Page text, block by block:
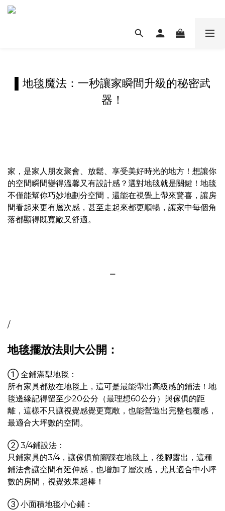
▌地毯魔法 ：一秒讓家瞬間升級的秘密武
器！
家，是家人朋友聚會、放鬆、享受美好時光的地方！想讓你
的空間瞬間變得溫馨又有設計感？選對地毯就是關鍵！地毯
不僅能幫你巧妙地劃分空間，還能在視覺上帶來驚喜，讓房
間看起來更有層次感，甚至走起來都更順暢，讓家中每個角
落都顯得既寬敞又舒適。
/
地毯擺放法則大公開：
① 全鋪滿型地毯：
所有家具都放在地毯上，這可是最能帶出高級感的鋪法！地
毯邊緣記得留至少20公分（最理想60公分）與傢俱的距
離，這樣不只讓視覺感覺更寬敞，也能營造出完整包覆感，
最適合大坪數的空間。
② 3/4鋪設法：
只鋪家具的3/4，讓傢俱前腳踩在地毯上，後腳露出，這種
鋪法會讓空間有延伸感，也增加了層次感，尤其適合中小坪
數的房間，視覺效果超棒！
③ 小面積地毯小心鋪：